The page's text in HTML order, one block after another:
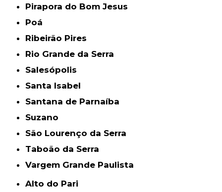
Pirapora do Bom Jesus
Poá
Ribeirão Pires
Rio Grande da Serra
Salesópolis
Santa Isabel
Santana de Parnaíba
Suzano
São Lourenço da Serra
Taboão da Serra
Vargem Grande Paulista
Alto do Pari